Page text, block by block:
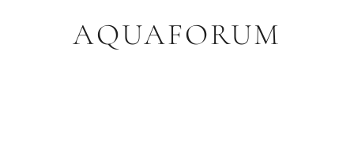
AQUAFORUM